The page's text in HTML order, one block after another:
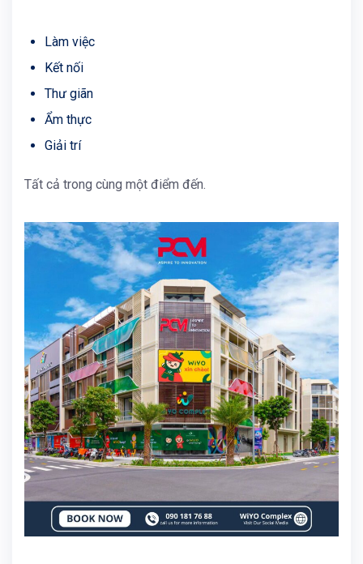
Làm việc
Kết nối
Thư giãn
Ẩm thực
Giải trí
Tất cả trong cùng một điểm đến.